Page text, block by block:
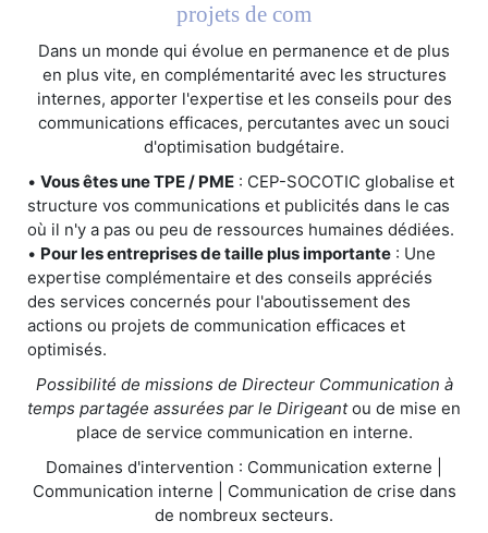
projets de com
Dans un monde qui évolue en permanence et de plus
en plus vite, en complémentarité avec les structures
internes, apporter l'expertise et les conseils pour des
communications efficaces, percutantes avec un souci
d'optimisation budgétaire.
• Vous êtes une TPE / PME : CEP-SOCOTIC globalise et
structure vos communications et publicités dans le cas
où il n'y a pas ou peu de ressources humaines dédiées.
• Pour les entreprises de taille plus importante : Une
expertise complémentaire et des conseils appréciés
des services concernés pour l'aboutissement des
actions ou projets de communication efficaces et
optimisés.
Possibilité de missions de Directeur Communication à
temps partagée assurées par le Dirigeantou de mise en
place de service communication en interne.
Domaines d'intervention : Communication externe |
Communication interne | Communication de crise dans
de nombreux secteurs.